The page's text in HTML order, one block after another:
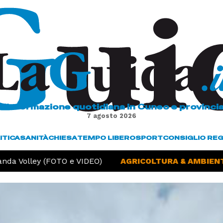
L'informazione quotidiana in Cuneo e
7 agosto 2026
SANITÀCHIESATEMPO LIBEROSPORTCONSIGLIO
(FOTO e VIDEO) AGRICOLTURA & AMBIENTE